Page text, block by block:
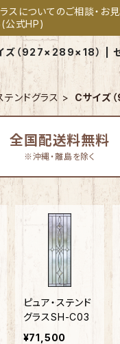
スについてのご相談・お
(公式HP)
ズ（927×289×18） |
ステンドグラス専門メ
公式オンラインショッ
テンドグラス Cサイズ
全国配送料無料
※沖縄・離島を除く
ピュア・ステンド
グラスSH-C03
¥71,500